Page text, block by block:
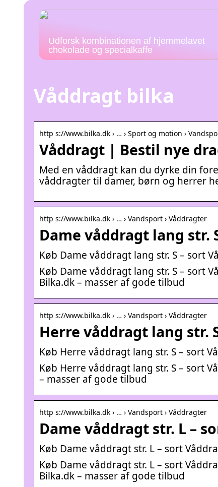
Udforsk kombinationen af hjemmelavet
chokolade og specialkaffe
Våddragt bilka
http s://www.bilka.dk › … › Sport og motion ›
Våddragt | Bestil nye
Med en våddragt kan du dyrke din
våddragter til damer, børn og herrer
http s://www.bilka.dk › … › Vandsport › Våddragter
Dame våddragt lang str.
Køb Dame våddragt lang str. S – sort
Køb Dame våddragt lang str. S – sort
Bilka.dk – masser af gode tilbud
http s://www.bilka.dk › … › Vandsport › Våddragter
Herre våddragt lang str.
Køb Herre våddragt lang str. S – sort
Køb Herre våddragt lang str. S – sort
– masser af gode tilbud
http s://www.bilka.dk › … › Vandsport › Våddragter
Dame våddragt str. L –
Køb Dame våddragt str. L – sort
Køb Dame våddragt str. L – sort
Bilka.dk – masser af gode tilbud